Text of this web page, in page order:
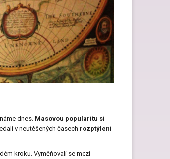
Dárky pro kočku
dnes. Masovou popularitu si
v neutěšených časech rozptýlení
kroku. Vyměňovali se mezi